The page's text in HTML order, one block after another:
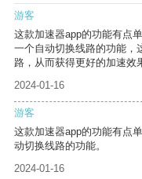
游客
这款加速器app的功能有点
一个自动切换线路的功能，
路，从而获得更好的加速效
2024-01-16
游客
这款加速器app的功能有点
动切换线路的功能。
2024-01-16